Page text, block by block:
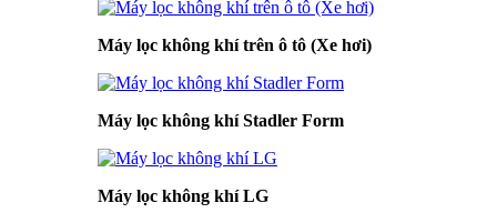
Máy lọc không khí trên ô tô (Xe hơi)
Máy lọc không khí Stadler Form
Máy lọc không khí LG